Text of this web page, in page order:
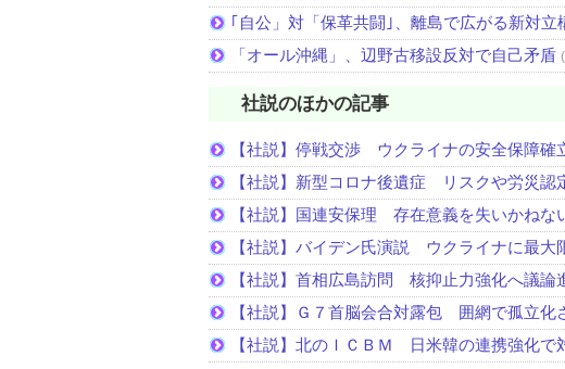
｢自公」対「保革共闘｣、離島で広がる新対立
「オール沖縄」、辺野古移設反対で自己矛盾
社説のほかの記事
【社説】停戦交渉 ウクライナの安全保障確
【社説】新型コロナ後遺症 リスクや労災認
【社説】国連安保理 存在意義を失いかねな
【社説】バイデン氏演説 ウクライナに最大
【社説】首相広島訪問 核抑止力強化へ議論
【社説】Ｇ７首脳会合対露包 囲網で孤立化
【社説】北のＩＣＢＭ 日米韓の連携強化で